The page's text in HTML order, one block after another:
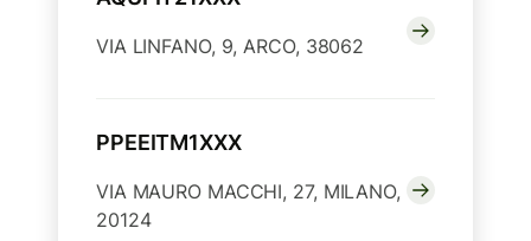
VIA LINFANO, 9, ARCO, 38062
PPEEITM1XXX
VIA MAURO MACCHI, 27, MILANO,
20124